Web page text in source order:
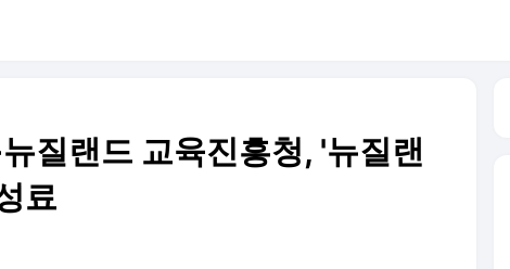
질랜드 교육진흥청, '뉴질랜
료